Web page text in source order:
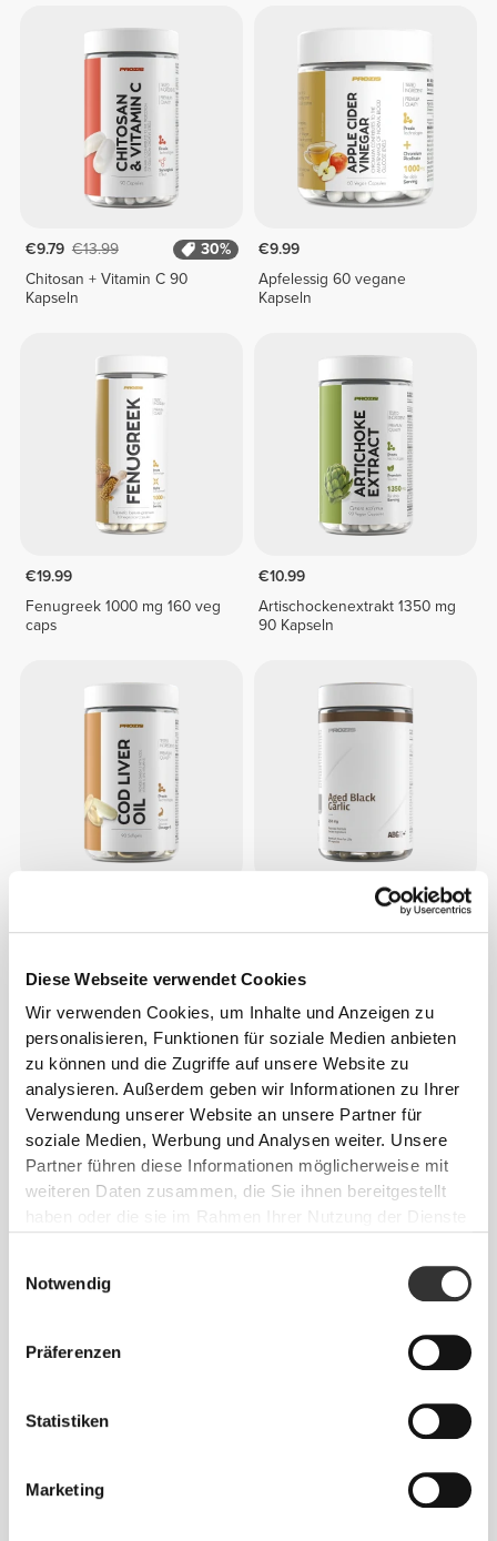
Diese Webseite verwendet Cookies
Wir verwenden Cookies, um Inhalte und Anzeigen zu
personalisieren, Funktionen für soziale Medien anbieten
zu können und die Zugriffe auf unsere Website zu
analysieren. Außerdem geben wir Informationen zu Ihrer
Verwendung unserer Website an unsere Partner für
soziale Medien, Werbung und Analysen weiter. Unsere
Partner führen diese Informationen möglicherweise mit
weiteren Daten zusammen, die Sie ihnen bereitgestellt
haben oder die sie im Rahmen Ihrer Nutzung der Dienste
Notwendig
Präferenzen
Statistiken
Marketing
€9.79 €13.99
30%
Chitosan + Vitamin C 90
Kapseln
€9.99
Apfelessig 60 vegane
Kapseln
€19.99
Fenugreek 1000 mg 160 veg
caps
€10.99
Artischockenextrakt 1350 mg
90 Kapseln
Dorschlebertran 1000mg 90
40%
ABG10+® Gereifter schwarzer
vegetarische Kapseln
€10.99
€14.99